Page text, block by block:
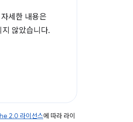
세한 내용은
않았습니다.
2.0 라이선스에 따라 라이